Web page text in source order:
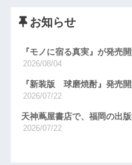
お知らせ
『モノに宿る真実』が発売
2026/08/04
『新装版 球磨焼酎』発売
2026/07/22
天神蔦屋書店で、福岡の出
2026/07/22